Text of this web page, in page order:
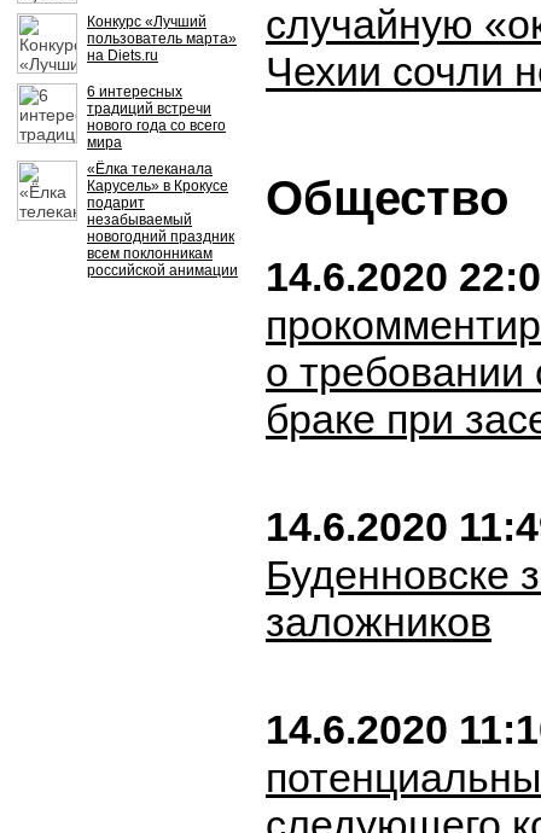
Конкурс «Лучший
пользователь марта»
на Diets.ru
6 интересных
традиций встречи
нового года со всего
мира
«Ёлка телеканала
Карусель» в Крокусе
подарит
незабываемый
новогодний праздник
всем поклонникам
российской анимации
случайную
Чехии сочли
Общество
14.6.2020
о требовании
браке при
14.6.2020
Буденновске
заложников
14.6.2020